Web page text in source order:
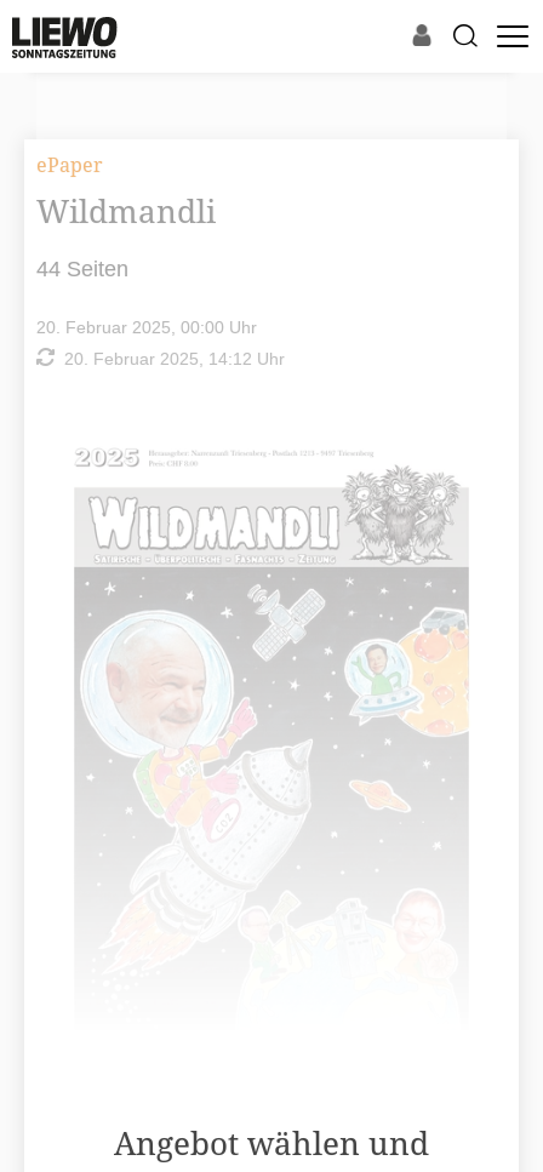
ePaper
Wildmandli
44 Seiten
20. Februar 2025, 00:00 Uhr
20. Februar 2025, 14:12 Uhr
Angebot wählen und